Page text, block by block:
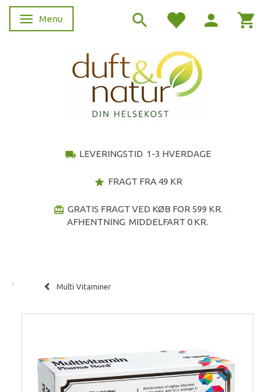
Skifte navigation
Menu
local_shipping LEVERINGSTID 1-3 HVERDAGE
star FRAGT FRA 49 KR
redeem GRATIS FRAGT VED KØB FOR 599 KR.
AFHENTNING MIDDELFART 0 KR.
Multi Vitaminer